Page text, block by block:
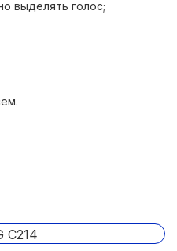
выделять голос;
чистым;